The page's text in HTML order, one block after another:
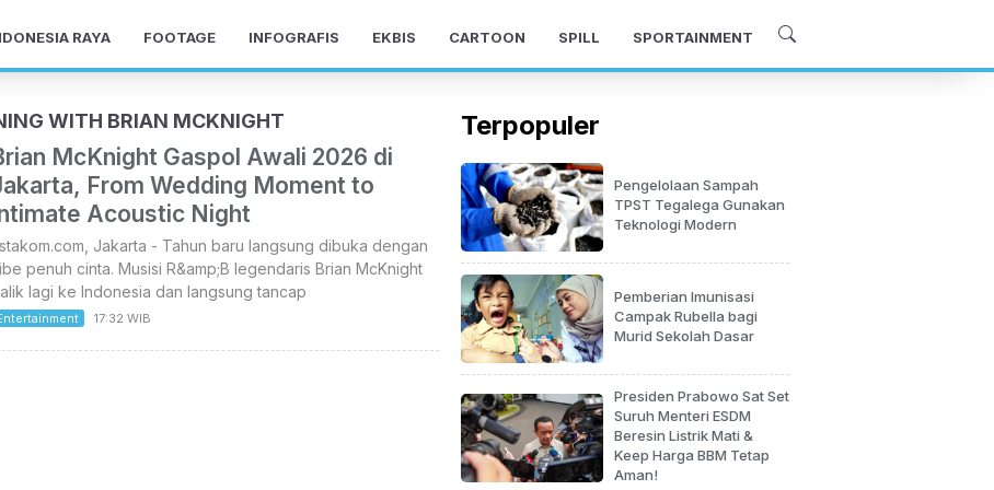
RAYA FOOTAGE INFOGRAFIS EKBIS CARTOON SPILL SPORTAINMENT
WITH BRIAN MCKNIGHT
McKnight Gaspol Awali 2026 di
From Wedding Moment to
Acoustic Night
Jakarta - Tahun baru langsung dibuka dengan
penuh cinta. Musisi R&amp;B legendaris Brian McKnight
lagi ke Indonesia dan langsung tancap
17:32 WIB
Terpopuler
Pengelolaan Sampah
TPST Tegalega Gunakan
Teknologi Modern
Pemberian Imunisasi
Campak Rubella bagi
Murid Sekolah Dasar
Presiden Prabowo Sat Set
Suruh Menteri ESDM
Beresin Listrik Mati &
Keep Harga BBM Tetap
Aman!